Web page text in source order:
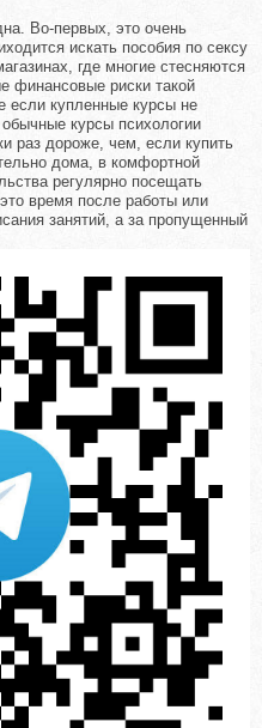
Во-первых, это очень
искать пособия по сексу
где многие стесняются
финансовые риски такой
если купленные курсы не
курсы психологии
раз дороже, чем, если купить
дома, в комфортной
регулярно посещать
время после работы или
занятий, а за пропущенный